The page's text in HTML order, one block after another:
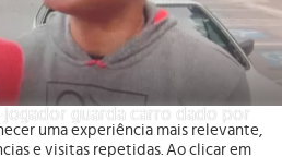
guarda carro dado por
uma experiência mais relevante,
e visitas repetidas. Ao clicar em